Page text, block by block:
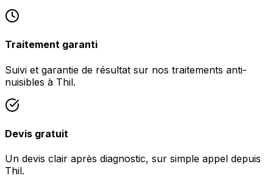
Traitement garanti
Suivi et garantie de résultat sur nos traitements anti-
nuisibles à Thil.
Devis gratuit
Un devis clair après diagnostic, sur simple appel depuis
Thil.